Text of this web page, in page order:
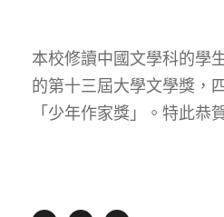
本校修讀中國文學科的學
的第十三屆大學文學獎，
「少年作家獎」。特此恭